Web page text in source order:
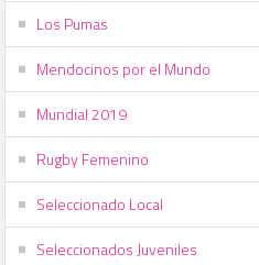
Los Pumas
Mendocinos por el Mundo
Mundial 2019
Rugby Femenino
Seleccionado Local
Seleccionados Juveniles